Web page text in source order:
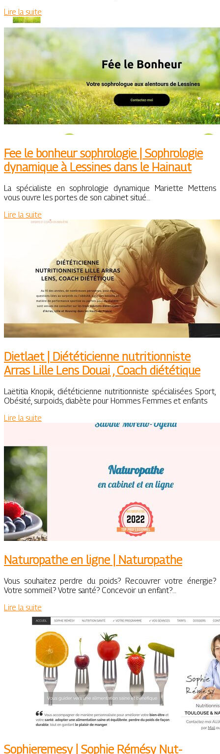
Lire la suite
Fee le bonheur sophrologie | Sophrologie
dynamique à Lessines dans le Hainaut
La spécialiste en sophrologie dynamique Mariette Mettens
vous ouvre les portes de son cabinet situé…
Lire la suite
Dietlaet | Diététi­cien­ne nut­ritionniste
Arras Lille Lens Douai , Coach diététique
Laëtitia Knopik, diététicienne nutritionniste spécialisées Sport,
Obésité, surpoids, diabète pour Hommes Femmes et enfants
Lire la suite
Naturopathe en ligne | Naturopathe
Vous souhaitez perdre du poids? Recouvrer votre énergie?
Votre sommeil? Votre santé? Concevoir un enfant?…
Lire la suite
Sop­hiere­mesy | Sophie Rémésy Nut­